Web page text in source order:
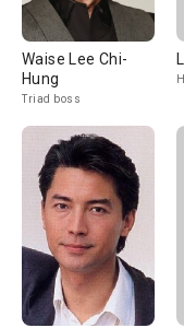
Waise Lee Chi-
Hung
Triad boss